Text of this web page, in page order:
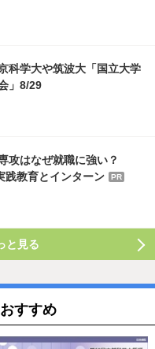
科学大や筑波大「国立大学
」8/29
攻はなぜ就職に強い？
践教育とインターン
PR
と見る
すすめ